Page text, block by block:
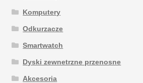
Komputery
Odkurzacze
Smartwatch
Dyski zewnetrzne przenosne
Akcesoria